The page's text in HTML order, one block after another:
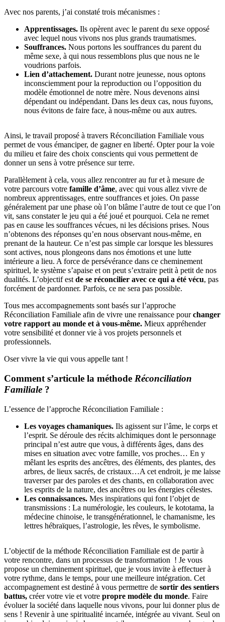
Avec nos parents, j’ai constaté trois mécanismes :
Apprentissages. Ils opèrent avec le parent du sexe opposé
avec lequel nous vivons nos plus grands traumatismes.
Souffrances. Nous portons les souffrances du parent du
même sexe, à qui nous ressemblons plus que nous ne le
voudrions parfois.
Lien d’attachement. Durant notre jeunesse, nous optons
inconsciemment pour la reproduction ou l’opposition du
modèle émotionnel de notre mère. Nous devenons ainsi
dépendant ou indépendant. Dans les deux cas, nous fuyons,
nous évitons de faire face, à nous-même ou aux autres.
Ainsi, le travail proposé à travers Réconciliation Familiale vous
permet de vous émanciper, de gagner en liberté. Opter pour la voie
du milieu et faire des choix conscients qui vous permettent de
donner un sens à votre présence sur terre.
Parallèlement à cela, vous allez rencontrer au fur et à mesure de
votre parcours votre famille d’âme, avec qui vous allez vivre de
nombreux apprentissages, entre souffrances et joies. On passe
généralement par une phase où l’on blâme l’autre de tout ce que l’on
vit, sans constater le jeu qui a été joué et pourquoi. Cela ne remet
pas en cause les souffrances vécues, ni les décisions prises. Nous
n’obtenons des réponses qu’en nous observant nous-même, en
prenant de la hauteur. Ce n’est pas simple car lorsque les blessures
sont actives, nous plongeons dans nos émotions et une lutte
intérieure a lieu. A force de persévérance dans ce cheminement
spirituel, le système s’apaise et on peut s’extraire petit à petit de nos
dualités. L’objectif estde se réconcilier avec ce qui a été vécu, pas
forcément de pardonner. Parfois, ce ne sera pas possible.
Tous mes accompagnements sont basés sur l’approche
Réconciliation Familiale afin de vivre une renaissance pourchanger
votre rapport au monde et à vous-même. Mieux appréhender
votre sensibilité et donner vie à vos projets personnels et
professionnels.
Oser vivre la vie qui vous appelle tant !
Comment s’articule la méthode Réconciliation
Familiale ?
L’essence de l’approche Réconciliation Familiale :
Les voyages chamaniques. Ils agissent sur l’âme, le corps et
l’esprit. Se déroule des récits alchimiques dont le personnage
principal n’est autre que vous, à différents âges, dans des
mises en situation avec votre famille, vos proches… En y
mêlant les esprits des ancêtres, des éléments, des plantes, des
arbres, de lieux sacrés, de cristaux…A cet endroit, je me laisse
traverser par des paroles et des chants, en collaboration avec
les esprits de la nature, des ancêtres ou les énergies célestes.
Les connaissances. Mes inspirations qui font l’objet de
transmissions : La numérologie, les couleurs, le kototama, la
médecine chinoise, le transgénérationnel, le chamanisme, les
lettres hébraïques, l’astrologie, les rêves, le symbolisme.
L’objectif de la méthode Réconciliation Familiale est de partir à
votre rencontre, dans un processus de transformation ! Je vous
propose un cheminement spirituel, que je vous invite à effectuer à
votre rythme, dans le temps, pour une meilleure intégration. Cet
accompagnement est destiné à vous permettre de sortir des sentiers
battus, créer votre vie et votre propre modèle du monde. Faire
évoluer la société dans laquelle nous vivons, pour lui donner plus de
sens ! Revenir à une spiritualité incarnée, intégrée au vivant. Seul on